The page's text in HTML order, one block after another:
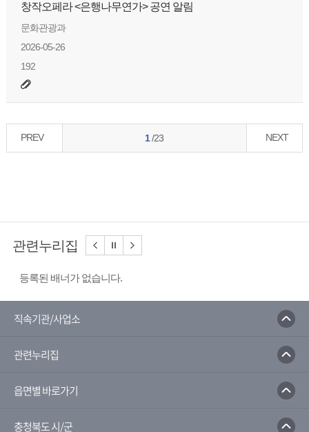
창작오페라 <은행나무연가> 공연 알림
문화관광과
2026-05-26
192
PREV 1/23 NEXT
관련누리집
등록된 배너가 없습니다.
직속기관/사업소
관련누리집
읍면별 바로가기
충청북도 시/군